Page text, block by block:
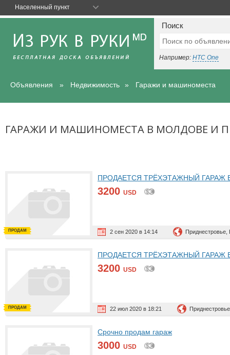
Поиск
Например: HTC One
Объявления Недвижимость Гаражи и машиноместа
ГАРАЖИ И МАШИНОМЕСТА В МОЛДОВЕ И
ПРОДАЕТСЯ ТРЁХЭТАЖНЫЙ ГАРАЖ
3200 USD
2 сен 2020 в 14:14 Приднестровье,
ПРОДАМ
ПРОДАЕТСЯ ТРЁХЭТАЖНЫЙ ГАРАЖ
3200 USD
22 июл 2020 в 18:21
ПРОДАМ
Срочно продам гараж
3000 USD
Населенный пункт